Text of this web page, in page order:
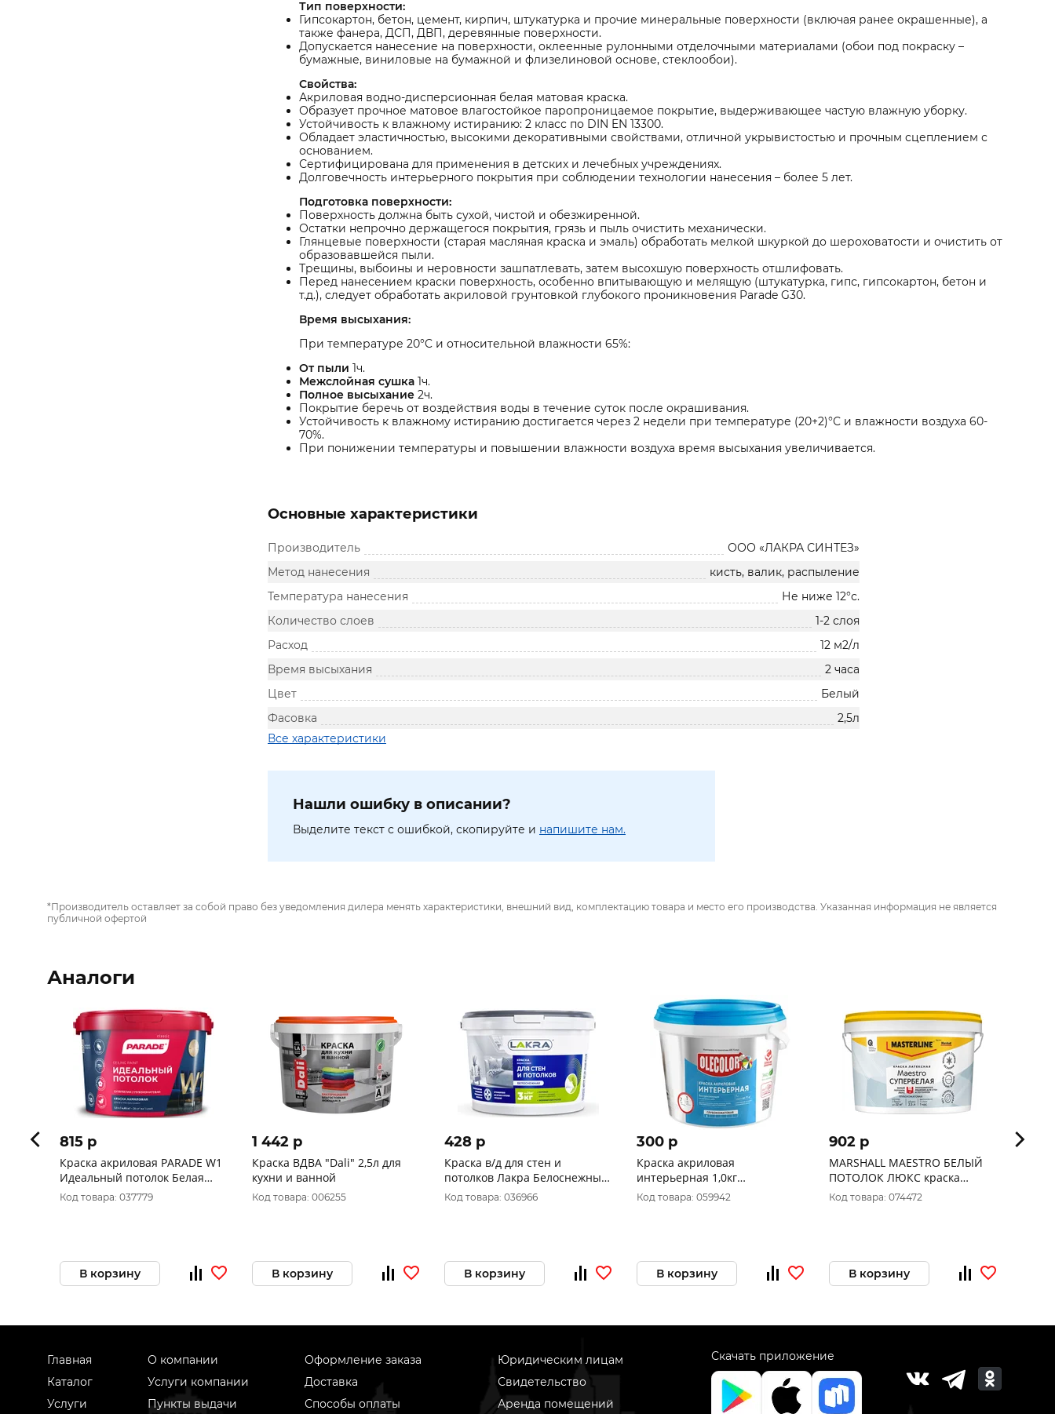
Тип поверхности:
Гипсокартон, бетон, цемент, кирпич, штукатурка и прочие минеральные поверхности (включая ранее окрашенные), а
также фанера, ДСП, ДВП, деревянные поверхности.
Допускается нанесение на поверхности, оклеенные рулонными отделочными материалами (обои под покраску –
бумажные, виниловые на бумажной и флизелиновой основе, стеклообои).
Свойства:
Акриловая водно-дисперсионная белая матовая краска.
Образует прочное матовое влагостойкое паропроницаемое покрытие, выдерживающее частую влажную уборку.
Устойчивость к влажному истиранию: 2 класс по DIN EN 13300.
Обладает эластичностью, высокими декоративными свойствами, отличной укрывистостью и прочным сцеплением с
основанием.
Сертифицирована для применения в детских и лечебных учреждениях.
Долговечность интерьерного покрытия при соблюдении технологии нанесения – более 5 лет.
Подготовка поверхности:
Поверхность должна быть сухой, чистой и обезжиренной.
Остатки непрочно держащегося покрытия, грязь и пыль очистить механически.
Глянцевые поверхности (старая масляная краска и эмаль) обработать мелкой шкуркой до шероховатости и очистить от
образовавшейся пыли.
Трещины, выбоины и неровности зашпатлевать, затем высохшую поверхность отшлифовать.
Перед нанесением краски поверхность, особенно впитывающую и мелящую (штукатурка, гипс, гипсокартон, бетон и
т.д.), следует обработать акриловой грунтовкой глубокого проникновения Parade G30.
Время высыхания:
При температуре 20°C и относительной влажности 65%:
От пыли 1ч.
Межслойная сушка 1ч.
Полное высыхание 2ч.
Покрытие беречь от воздействия воды в течение суток после окрашивания.
Устойчивость к влажному истиранию достигается через 2 недели при температуре (20+2)°С и влажности воздуха 60-
70%.
При понижении температуры и повышении влажности воздуха время высыхания увеличивается.
Основные характеристики
Производитель
ООО «ЛАКРА СИНТЕЗ»
Метод нанесения
кисть, валик, распыление
Температура нанесения
Не ниже 12°с.
Количество слоев
1-2 слоя
Расход
12 м2/л
Время высыхания
2 часа
Цвет
Белый
Фасовка
2,5л
Все характеристики
Нашли ошибку в описании?
Выделите текст с ошибкой, скопируйте и напишите нам.
*Производитель оставляет за собой право без уведомления дилера менять характеристики, внешний вид, комплектацию товара и место его производства. Указанная информация не является
публичной офертой
Аналоги
815 p
Краска акриловая PARADE W1
Идеальный потолок Белая
матовая 2,5л Россия
Код товара: 037779
В корзину
1 442 p
Краска ВДВА "Dаli" 2,5л для
кухни и ванной
Код товара: 006255
В корзину
428 p
Краска в/д для стен и
потолков Лакра Белоснежный
(ведро) 3кг Л-С
Код товара: 036966
В корзину
300 p
Краска акриловая
интерьерная 1,0кг
"OLECOLOR"
Код товара: 059942
В корзину
902 p
MARSHALL MAESTRO БЕЛЫЙ
ПОТОЛОК ЛЮКС краска
водно-дисперсионная для
потолков, глубокоматовая
Код товара: 074472
В корзину
512
Главная
Каталог
Услуги
О компании
Услуги компании
Пункты выдачи
Оформление заказа
Доставка
Способы оплаты
Юридическим лицам
Свидетельство
Аренда помещений
Скачать приложение